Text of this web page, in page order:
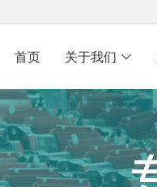
首页 关于我们 